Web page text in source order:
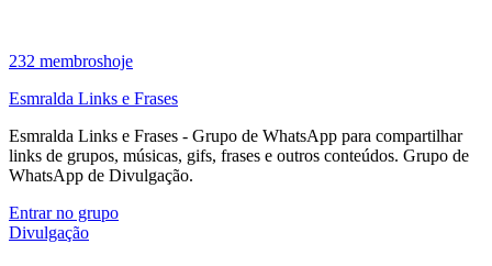
232 membroshoje
Esmralda Links e Frases
Esmralda Links e Frases - Grupo de WhatsApp para compartilhar
links de grupos, músicas, gifs, frases e outros conteúdos. Grupo de
WhatsApp de Divulgação.
Entrar no grupo
Divulgação